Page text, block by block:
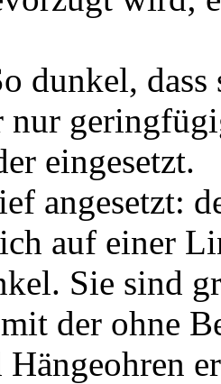
dunkel, dass
nur
eingesetzt.
angesetzt:
auf einer
Sie sind
der ohne